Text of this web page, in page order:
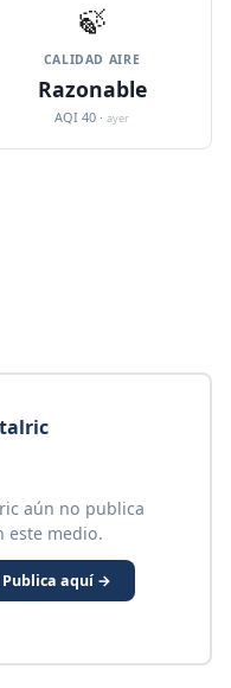
🍃
CALIDAD AIRE
Razonable
AQI 40 · ayer
aún no publica
este medio.
Publica aquí →